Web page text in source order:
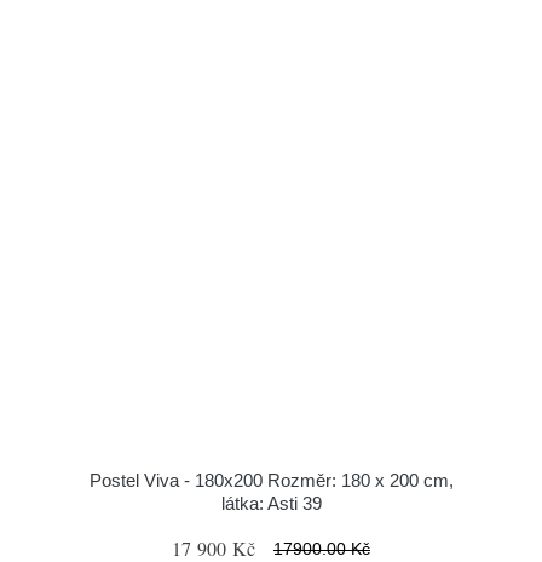
Postel Viva - 180x200 Rozměr: 180 x 200 cm,
látka: Asti 39
17 900 Kč 17900.00 Kč